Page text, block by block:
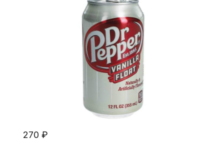
270 ₽